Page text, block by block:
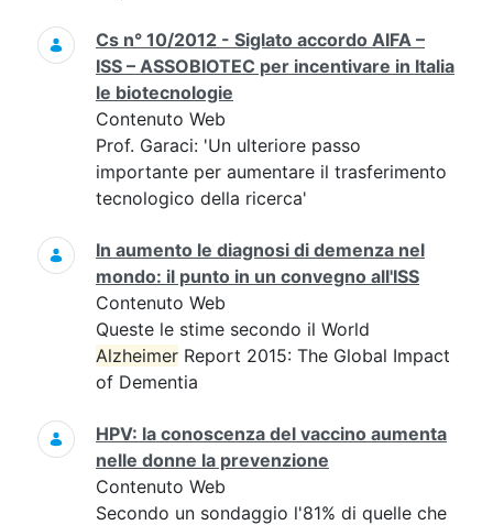
Cs n° 10/2012 - Siglato accordo AIFA –
ISS – ASSOBIOTEC per incentivare in Italia
le biotecnologie
Contenuto Web
Prof. Garaci: 'Un ulteriore passo
importante per aumentare il trasferimento
tecnologico della ricerca'
In aumento le diagnosi di demenza nel
mondo: il punto in un convegno all'ISS
Contenuto Web
Queste le stime secondo il World
Alzheimer Report 2015: The Global Impact
of Dementia
HPV: la conoscenza del vaccino aumenta
nelle donne la prevenzione
Contenuto Web
Secondo un sondaggio l'81% di quelle che